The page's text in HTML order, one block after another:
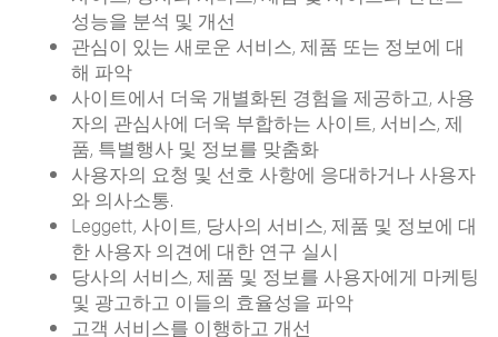
성능을 분석 및 개선
관심이 있는 새로운 서비스, 제품 또는 정보에 대
해 파악
사이트에서 더욱 개별화된 경험을 제공하고, 사용
자의 관심사에 더욱 부합하는 사이트, 서비스, 제
품, 특별행사 및 정보를 맞춤화
사용자의 요청 및 선호 사항에 응대하거나 사용자
와 의사소통.
Leggett, 사이트, 당사의 서비스, 제품 및 정보에 대
한 사용자 의견에 대한 연구 실시
당사의 서비스, 제품 및 정보를 사용자에게 마케팅
및 광고하고 이들의 효율성을 파악
고객 서비스를 이행하고 개선